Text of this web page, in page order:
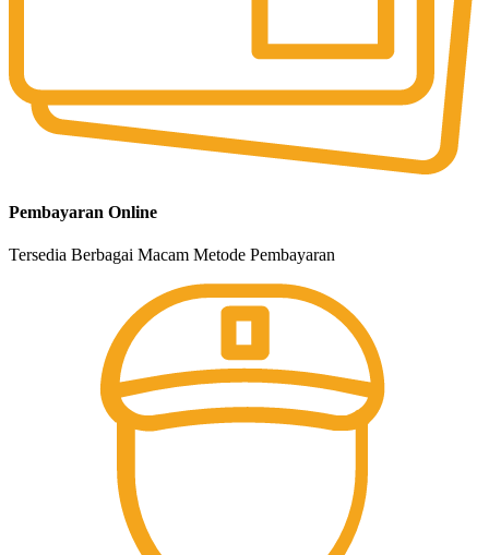
Pembayaran Online
Tersedia Berbagai Macam Metode Pembayaran